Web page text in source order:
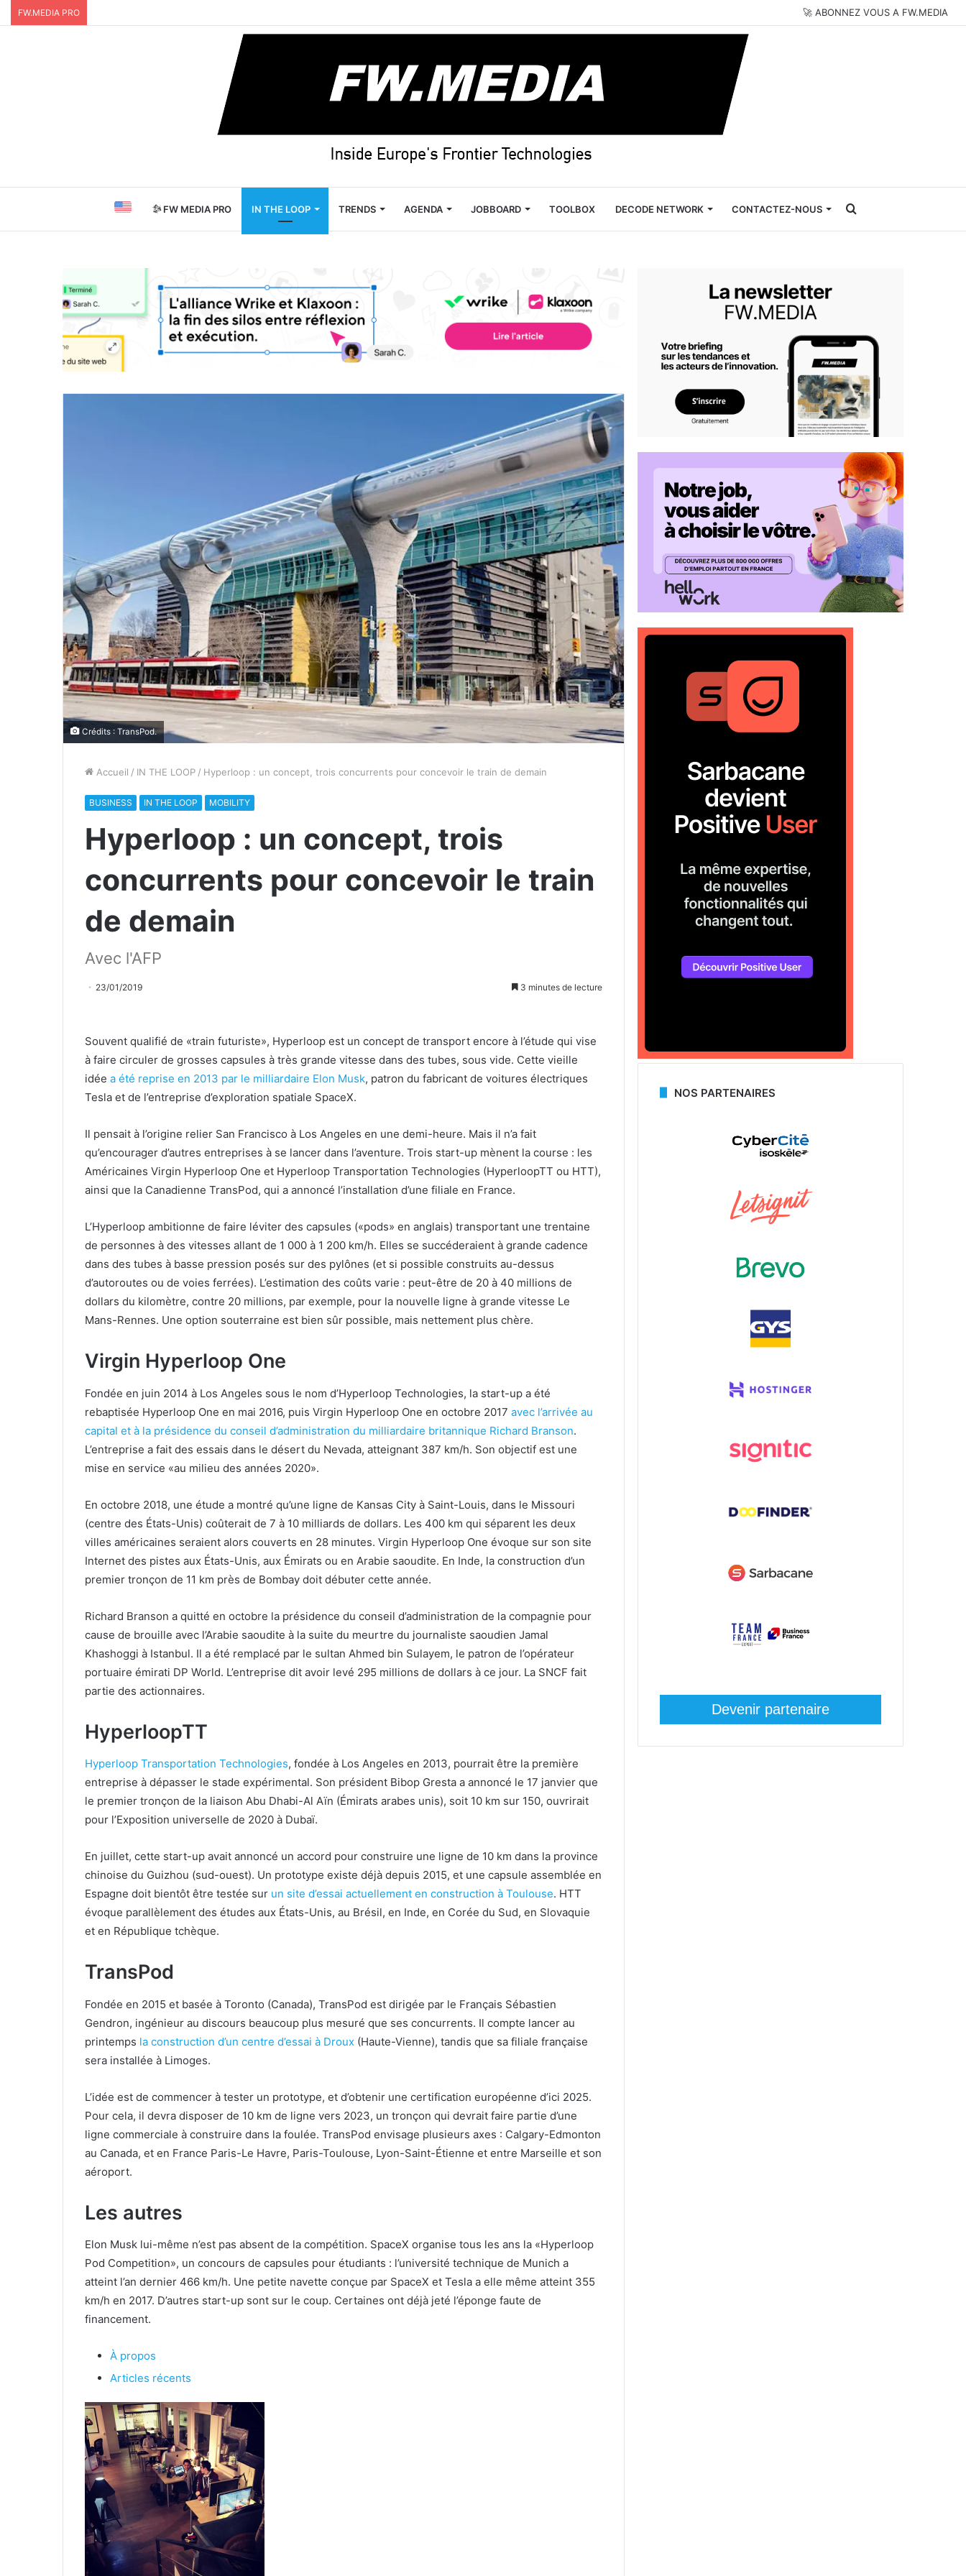
FW.MEDIA PRO 🚀 ABONNEZ VOUS A FW.MEDIA
FW MEDIA PRO IN THE LOOP TRENDS AGENDA JOBBOARD TOOLBOX DECODE NETWORK CONTACTEZ-NOUS Rechercher
Crédits : TransPod.
Accueil / IN THE LOOP / Hyperloop : un concept, trois concurrents pour concevoir le train de demain
BUSINESS IN THE LOOP MOBILITY
Hyperloop : un concept, trois
concurrents pour concevoir le train
de demain
Avec l'AFP
23/01/2019 3 minutes de lecture
Souvent qualifié de «train futuriste», Hyperloop est un concept de transport encore à l’étude qui vise
à faire circuler de grosses capsules à très grande vitesse dans des tubes, sous vide. Cette vieille
idée a été reprise en 2013 par le milliardaire Elon Musk, patron du fabricant de voitures électriques
Tesla et de l’entreprise d’exploration spatiale SpaceX.
Il pensait à l’origine relier San Francisco à Los Angeles en une demi-heure. Mais il n’a fait
qu’encourager d’autres entreprises à se lancer dans l’aventure. Trois start-up mènent la course : les
Américaines Virgin Hyperloop One et Hyperloop Transportation Technologies (HyperloopTT ou HTT),
ainsi que la Canadienne TransPod, qui a annoncé l’installation d’une filiale en France.
L’Hyperloop ambitionne de faire léviter des capsules («pods» en anglais) transportant une trentaine
de personnes à des vitesses allant de 1 000 à 1 200 km/h. Elles se succéderaient à grande cadence
dans des tubes à basse pression posés sur des pylônes (et si possible construits au-dessus
d’autoroutes ou de voies ferrées). L’estimation des coûts varie : peut-être de 20 à 40 millions de
dollars du kilomètre, contre 20 millions, par exemple, pour la nouvelle ligne à grande vitesse Le
Mans-Rennes. Une option souterraine est bien sûr possible, mais nettement plus chère.
Virgin Hyperloop One
Fondée en juin 2014 à Los Angeles sous le nom d’Hyperloop Technologies, la start-up a été
rebaptisée Hyperloop One en mai 2016, puis Virgin Hyperloop One en octobre 2017 avec l’arrivée au
capital et à la présidence du conseil d’administration du milliardaire britannique Richard Branson.
L’entreprise a fait des essais dans le désert du Nevada, atteignant 387 km/h. Son objectif est une
mise en service «au milieu des années 2020».
En octobre 2018, une étude a montré qu’une ligne de Kansas City à Saint-Louis, dans le Missouri
(centre des États-Unis) coûterait de 7 à 10 milliards de dollars. Les 400 km qui séparent les deux
villes américaines seraient alors couverts en 28 minutes. Virgin Hyperloop One évoque sur son site
Internet des pistes aux États-Unis, aux Émirats ou en Arabie saoudite. En Inde, la construction d’un
premier tronçon de 11 km près de Bombay doit débuter cette année.
Richard Branson a quitté en octobre la présidence du conseil d’administration de la compagnie pour
cause de brouille avec l’Arabie saoudite à la suite du meurtre du journaliste saoudien Jamal
Khashoggi à Istanbul. Il a été remplacé par le sultan Ahmed bin Sulayem, le patron de l’opérateur
portuaire émirati DP World. L’entreprise dit avoir levé 295 millions de dollars à ce jour. La SNCF fait
partie des actionnaires.
HyperloopTT
Hyperloop Transportation Technologies, fondée à Los Angeles en 2013, pourrait être la première
entreprise à dépasser le stade expérimental. Son président Bibop Gresta a annoncé le 17 janvier que
le premier tronçon de la liaison Abu Dhabi-Al Aïn (Émirats arabes unis), soit 10 km sur 150, ouvrirait
pour l’Exposition universelle de 2020 à Dubaï.
En juillet, cette start-up avait annoncé un accord pour construire une ligne de 10 km dans la province
chinoise du Guizhou (sud-ouest). Un prototype existe déjà depuis 2015, et une capsule assemblée en
Espagne doit bientôt être testée sur un site d’essai actuellement en construction à Toulouse. HTT
évoque parallèlement des études aux États-Unis, au Brésil, en Inde, en Corée du Sud, en Slovaquie
et en République tchèque.
TransPod
Fondée en 2015 et basée à Toronto (Canada), TransPod est dirigée par le Français Sébastien
Gendron, ingénieur au discours beaucoup plus mesuré que ses concurrents. Il compte lancer au
printemps la construction d’un centre d’essai à Droux (Haute-Vienne), tandis que sa filiale française
sera installée à Limoges.
L’idée est de commencer à tester un prototype, et d’obtenir une certification européenne d’ici 2025.
Pour cela, il devra disposer de 10 km de ligne vers 2023, un tronçon qui devrait faire partie d’une
ligne commerciale à construire dans la foulée. TransPod envisage plusieurs axes : Calgary-Edmonton
au Canada, et en France Paris-Le Havre, Paris-Toulouse, Lyon-Saint-Étienne et entre Marseille et son
aéroport.
Les autres
Elon Musk lui-même n’est pas absent de la compétition. SpaceX organise tous les ans la «Hyperloop
Pod Competition», un concours de capsules pour étudiants : l’université technique de Munich a
atteint l’an dernier 466 km/h. Une petite navette conçue par SpaceX et Tesla a elle même atteint 355
km/h en 2017. D’autres start-up sont sur le coup. Certaines ont déjà jeté l’éponge faute de
financement.
À propos
Articles récents
NOS PARTENAIRES
Devenir partenaire